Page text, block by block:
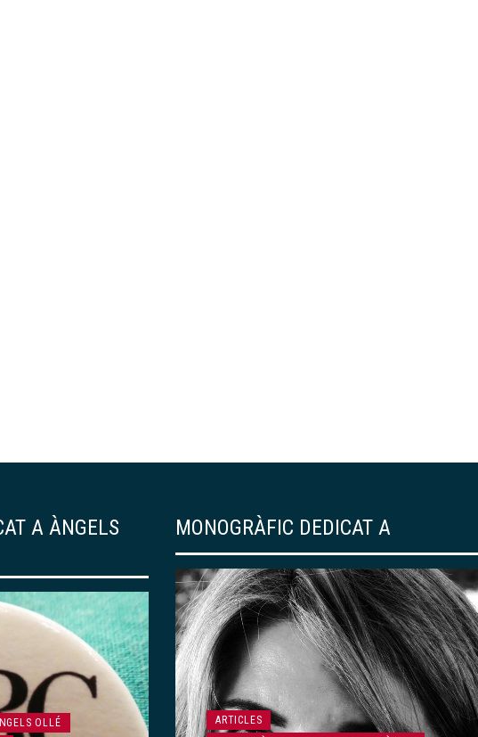
A ÀNGELS
OLLÉ
MONOGRÀFIC DEDICAT A
ARTICLES
139 – «RESSÒ DE
JAPONISME». UN
RECORREGUT PER LA
COL·LECCIÓ DE